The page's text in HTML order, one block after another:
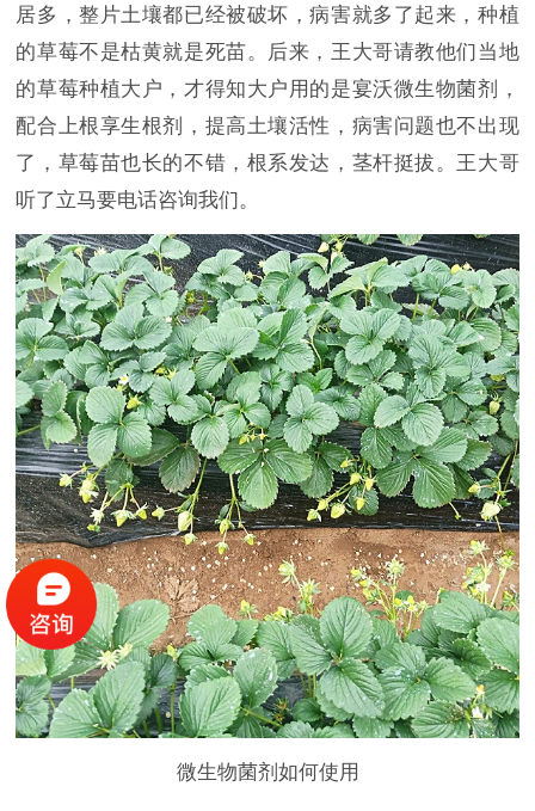
居多，整片土壤都已经被破坏，病害就多了起来，种植
的草莓不是枯黄就是死苗。后来，王大哥请教他们当地
的草莓种植大户，才得知大户用的是宴沃微生物菌剂，
配合上根享生根剂，提高土壤活性，病害问题也不出现
了，草莓苗也长的不错，根系发达，茎杆挺拔。王大哥
听了立马要电话咨询我们。
微生物菌剂如何使用